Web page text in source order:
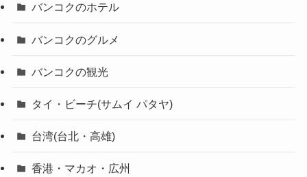
バンコクのホテル
バンコクのグルメ
バンコクの観光
タイ・ビーチ(サムイ パタヤ)
台湾(台北・高雄)
香港・マカオ・広州